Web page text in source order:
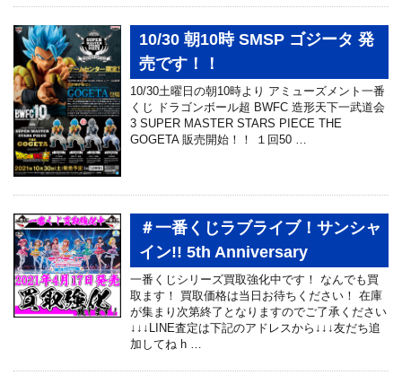
10/30 朝10時 SMSP ゴジータ 発
売です！！
10/30土曜日の朝10時より アミューズメント一番
くじ ドラゴンボール超 BWFC 造形天下一武道会
3 SUPER MASTER STARS PIECE THE
GOGETA 販売開始！！ １回50 …
＃一番くじラブライブ！サンシャ
イン!! 5th Anniversary
一番くじシリーズ買取強化中です！ なんでも買
取ます！ 買取価格は当日お待ちください！ 在庫
が集まり次第終了となりますのでご了承ください
↓↓↓LINE査定は下記のアドレスから↓↓↓友だち追
加してね h …